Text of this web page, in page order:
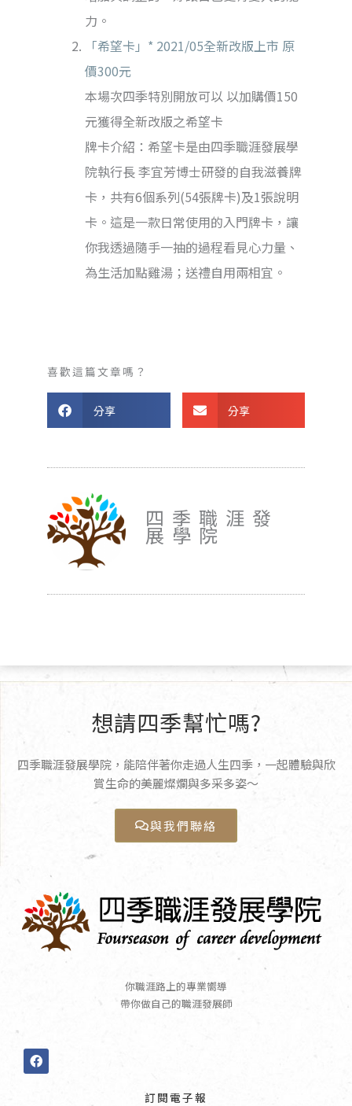
力。
「希望卡」* 2021/05全新改版上市 原
價300元
本場次四季特別開放可以 以加購價150
元獲得全新改版之希望卡
牌卡介紹：希望卡是由四季職涯發展學
院執行長 李宜芳博士研發的自我滋養牌
卡，共有6個系列(54張牌卡)及1張說明
卡。這是一款日常使用的入門牌卡，讓
你我透過隨手一抽的過程看見心力量、
為生活加點雞湯；送禮自用兩相宜。
喜歡這篇文章嗎？
分享 分享
四季職涯發
展學院
想請四季幫忙嗎?
四季職涯發展學院，能陪伴著你走過人生四季，一起體驗與欣
賞生命的美麗燦爛與多采多姿〜
與我們聯絡
你職涯路上的專業嚮導
帶你做自己的職涯發展師
F
a
c
訂閱電子報